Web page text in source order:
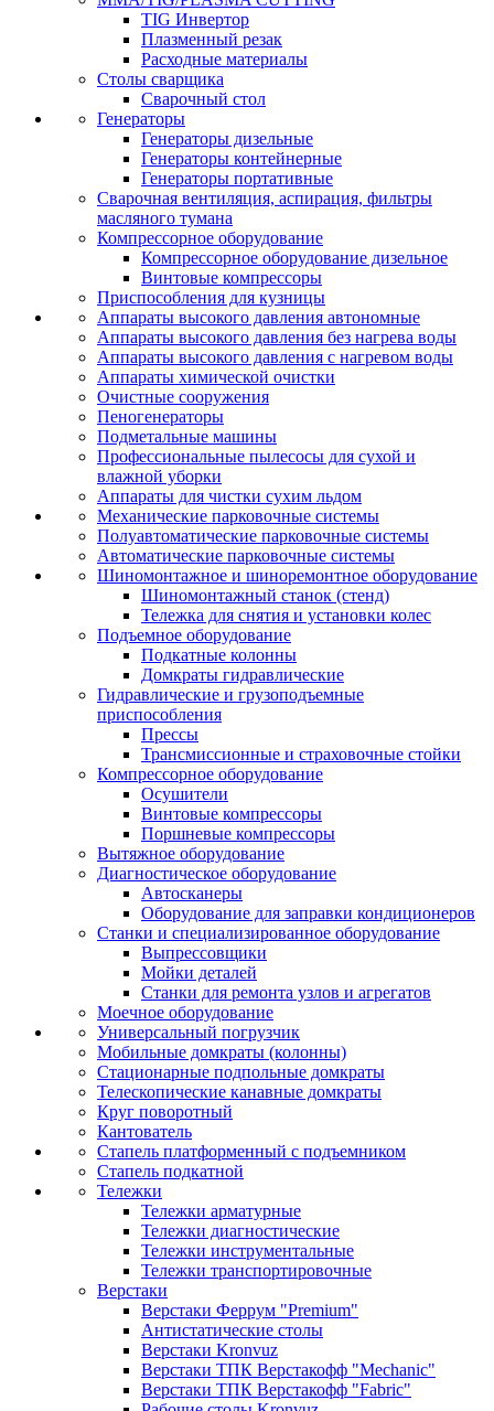
TIG Инвертор
Плазменный резак
Расходные материалы
Столы сварщика
Сварочный стол
Генераторы
Генераторы дизельные
Генераторы контейнерные
Генераторы портативные
Сварочная вентиляция, аспирация, фильтры
масляного тумана
Компрессорное оборудование
Компрессорное оборудование дизельное
Винтовые компрессоры
Приспособления для кузницы
Аппараты высокого давления автономные
Аппараты высокого давления без нагрева воды
Аппараты высокого давления с нагревом воды
Аппараты химической очистки
Очистные сооружения
Пеногенераторы
Подметальные машины
Профессиональные пылесосы для сухой и
влажной уборки
Аппараты для чистки сухим льдом
Механические парковочные системы
Полуавтоматические парковочные системы
Автоматические парковочные системы
Шиномонтажное и шиноремонтное оборудование
Шиномонтажный станок (стенд)
Тележка для снятия и установки колес
Подъемное оборудование
Подкатные колонны
Домкраты гидравлические
Гидравлические и грузоподъемные
приспособления
Прессы
Трансмиссионные и страховочные стойки
Компрессорное оборудование
Осушители
Винтовые компрессоры
Поршневые компрессоры
Вытяжное оборудование
Диагностическое оборудование
Автосканеры
Оборудование для заправки кондиционеров
Станки и специализированное оборудование
Выпрессовщики
Мойки деталей
Станки для ремонта узлов и агрегатов
Моечное оборудование
Универсальный погрузчик
Мобильные домкраты (колонны)
Стационарные подпольные домкраты
Телескопические канавные домкраты
Круг поворотный
Кантователь
Стапель платформенный с подъемником
Стапель подкатной
Тележки
Тележки арматурные
Тележки диагностические
Тележки инструментальные
Тележки транспортировочные
Верстаки
Верстаки Феррум "Premium"
Антистатические столы
Верстаки Kronvuz
Верстаки ТПК Верстакофф "Mechanic"
Верстаки ТПК Верстакофф "Fabric"